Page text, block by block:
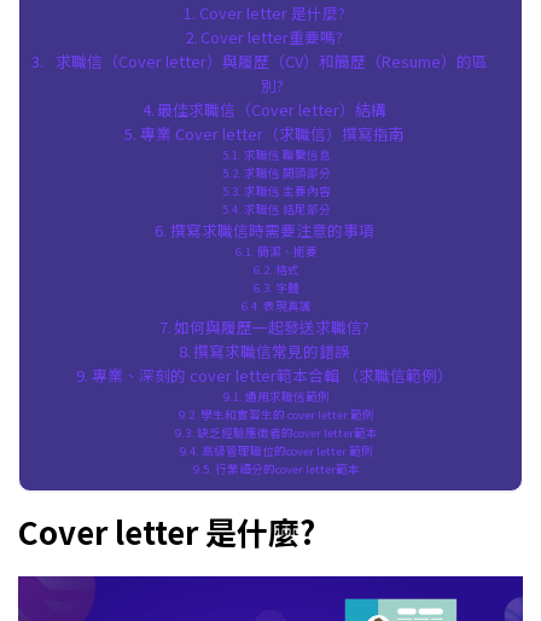
Cover letter 是什麼?
Cover letter重要嗎?
求職信（Cover letter）與履歷（CV）和簡歷（Resume）的區
別?
最佳求職信（Cover letter）結構
專業 Cover letter（求職信）撰寫指南
求職信 聯繫信息
求職信 開頭部分
求職信 主要內容
求職信 結尾部分
撰寫求職信時需要注意的事項
簡潔、扼要
格式
字體
表現真誠
如何與履歷一起發送求職信?
撰寫求職信常見的錯誤
專業、深刻的 cover letter範本合輯 （求職信範例）
通用求職信範例
學生和實習生的 cover letter 範例
缺乏經驗應徵者的cover letter範本
高級管理職位的cover letter 範例
行業細分的cover letter範本
Cover letter 是什麼?